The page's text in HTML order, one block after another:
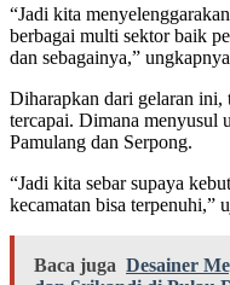
“Jadi kita
berbagai multi sektor baik
dan sebagainya,”
Diharapkan dari gelaran ini,
tercapai. Dimana menyusul
Pamulang dan Serpong.
“Jadi kita sebar supaya
kecamatan bisa terpenuhi,”
Baca juga Desainer